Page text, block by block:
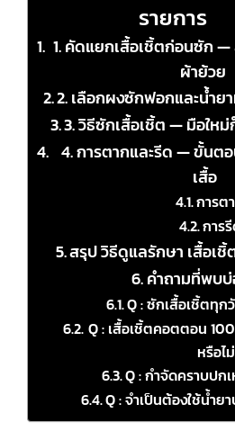
รายการ
1. คัดแยกเสื้อเชิ้ตก่อนซัก
ผ้าย้วย
2. เลือกผงซักฟอกและน้ำย
3. วิธีซักเสื้อเชิ้ต — มือให
4. การตากและรีด — ขั้นต
เสื้อ
การต
การ
สรุป วิธีดูแลรักษา เสื้อเชิ้
คำถามที่พบ
Q : ซักเสื้อเชิ้ตทุก
Q : เสื้อเชิ้ตคอตตอน
หรือไ
Q : กำจัดคราบปก
Q : จำเป็นต้องใช้น้ำย